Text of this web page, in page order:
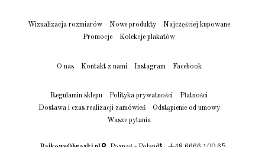
Wizualizacja rozmiarów Nowe produkty
Najczęściej kupowane
Promocje
Kolekcje plakatów
O nas Kontakt z nami Instagram Facebook
Regulamin sklepu Polityka prywatności
Płatności
Dostawa i czas realizacji zamówień
Odstąpienie od umowy
Wasze pytania